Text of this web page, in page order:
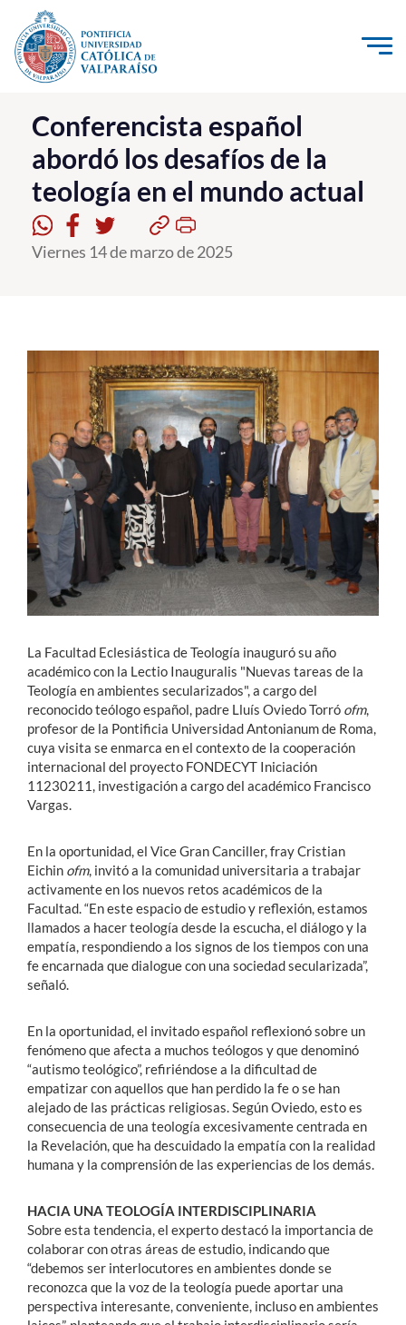
Click acá para ir directamente al contenido
La Universidad
Investigación, Creación e Innovación
PUCV Internacional
Vinculación con el Medio
Formación Continua
Estudiantes
Académicos
Funcionarios
Alumni
Conferencista español
abordó los desafíos de la
teología en el mundo actual
Viernes 14 de marzo de 2025
La Facultad Eclesiástica de Teología inauguró su año
académico con la Lectio Inauguralis "Nuevas tareas de la
Teología en ambientes secularizados", a cargo del
reconocido teólogo español, padre Lluís Oviedo Torró ofm,
profesor de la Pontificia Universidad Antonianum de Roma,
cuya visita se enmarca en el contexto de la cooperación
internacional del proyecto FONDECYT Iniciación
11230211, investigación a cargo del académico Francisco
Vargas.
En la oportunidad, el Vice Gran Canciller, fray Cristian
Eichin ofm, invitó a la comunidad universitaria a trabajar
activamente en los nuevos retos académicos de la
Facultad. “En este espacio de estudio y reflexión, estamos
llamados a hacer teología desde la escucha, el diálogo y la
empatía, respondiendo a los signos de los tiempos con una
fe encarnada que dialogue con una sociedad secularizada”,
señaló.
En la oportunidad, el invitado español reflexionó sobre un
fenómeno que afecta a muchos teólogos y que denominó
“autismo teológico”, refiriéndose a la dificultad de
empatizar con aquellos que han perdido la fe o se han
alejado de las prácticas religiosas. Según Oviedo, esto es
consecuencia de una teología excesivamente centrada en
la Revelación, que ha descuidado la empatía con la realidad
humana y la comprensión de las experiencias de los demás.
HACIA UNA TEOLOGÍA INTERDISCIPLINARIA
Sobre esta tendencia, el experto destacó la importancia de
colaborar con otras áreas de estudio, indicando que
“debemos ser interlocutores en ambientes donde se
reconozca que la voz de la teología puede aportar una
perspectiva interesante, conveniente, incluso en ambientes